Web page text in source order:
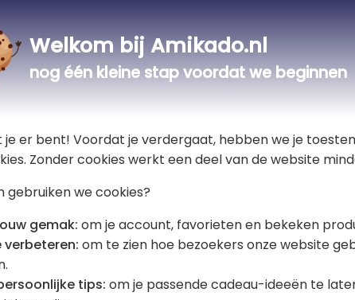
Gemiddelde
(4.90/5)
de stiften had misschien beter gekund, maar verder top.
Welkom bij Amikado.nl
nog één kleine stap voordat we beginnen
je er bent! Voordat je verdergaat, hebben we je
Zonder cookies werkt een deel van de website
gebruiken we cookies?
gemak: om je account, favorieten en bekeken
verbeteren: om te zien hoe bezoekers onze website
tips: om je passende cadeau-ideeën te